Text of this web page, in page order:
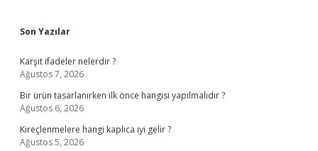
Sidebar
Son Yazılar
Karşıt ifadeler nelerdir ?
Ağustos 7, 2026
Bir ürün tasarlanırken ilk önce hangisi yapılmalıdır ?
Ağustos 6, 2026
Kireçlenmelere hangi kaplıca iyi gelir ?
Ağustos 5, 2026